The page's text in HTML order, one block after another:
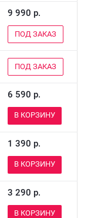
9 990 р.
ПОД ЗАКАЗ
ПОД ЗАКАЗ
6 590 р.
В КОРЗИНУ
1 390 р.
В КОРЗИНУ
3 290 р.
В КОРЗИНУ